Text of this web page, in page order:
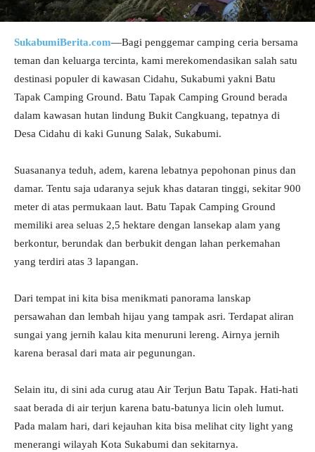
SukabumiBerita.com—Bagi penggemar camping ceria bersama
teman dan keluarga tercinta, kami merekomendasikan salah satu
destinasi populer di kawasan Cidahu, Sukabumi yakni Batu
Tapak Camping Ground. Batu Tapak Camping Ground berada
dalam kawasan hutan lindung Bukit Cangkuang, tepatnya di
Desa Cidahu di kaki Gunung Salak, Sukabumi.
Suasananya teduh, adem, karena lebatnya pepohonan pinus dan
damar. Tentu saja udaranya sejuk khas dataran tinggi, sekitar 900
meter di atas permukaan laut. Batu Tapak Camping Ground
memiliki area seluas 2,5 hektare dengan lansekap alam yang
berkontur, berundak dan berbukit dengan lahan perkemahan
yang terdiri atas 3 lapangan.
Dari tempat ini kita bisa menikmati panorama lanskap
persawahan dan lembah hijau yang tampak asri. Terdapat aliran
sungai yang jernih kalau kita menuruni lereng. Airnya jernih
karena berasal dari mata air pegunungan.
Selain itu, di sini ada curug atau Air Terjun Batu Tapak. Hati-hati
saat berada di air terjun karena batu-batunya licin oleh lumut.
Pada malam hari, dari kejauhan kita bisa melihat city light yang
menerangi wilayah Kota Sukabumi dan sekitarnya.